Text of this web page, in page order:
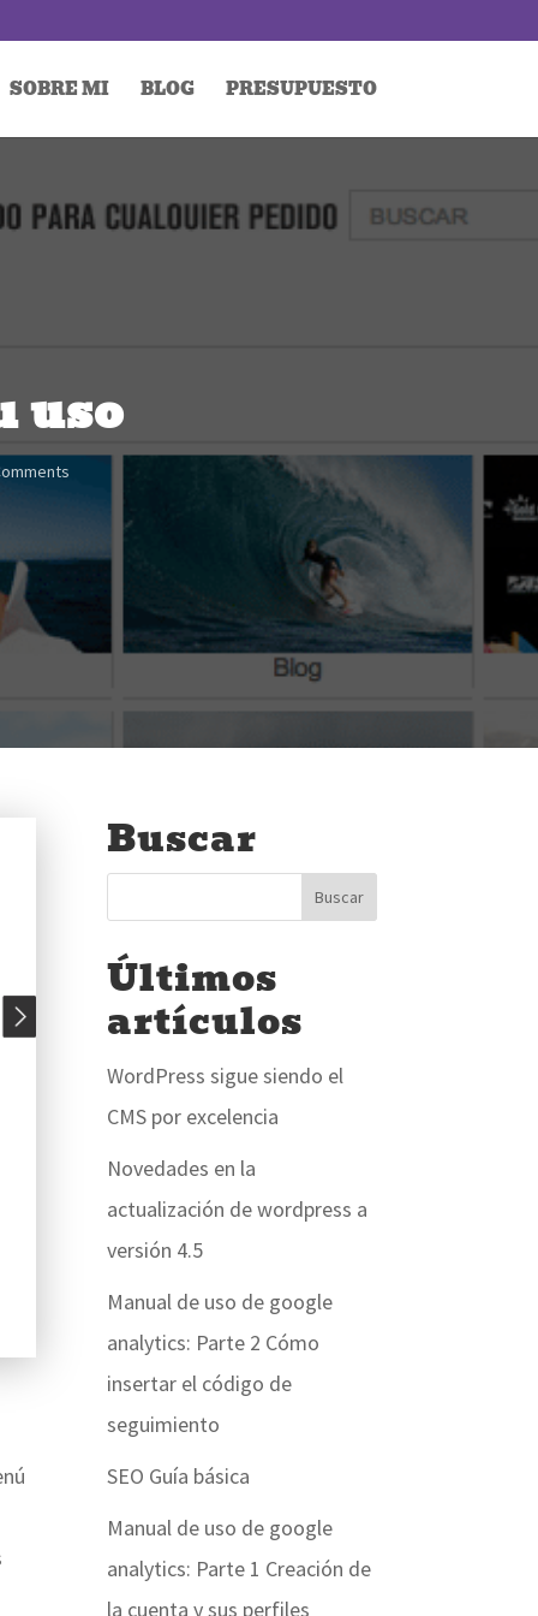
SOBRE MI BLOG PRESUPUESTO
uso
Buscar
Últimos
artículos
WordPress sigue siendo el
CMS por excelencia
Novedades en la
actualización de wordpress a
versión 4.5
Manual de uso de google
analytics: Parte 2 Cómo
insertar el código de
seguimiento
SEO Guía básica
Manual de uso de google
analytics: Parte 1 Creación de
la cuenta y sus perfiles